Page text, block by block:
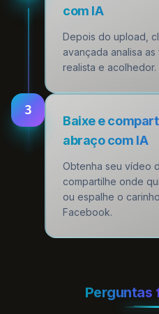
com IA
Depois do upload,
avançada analisa
realista e acolhedor.
3
Baixe e
abraço com IA
Obtenha seu vídeo
compartilhe onde
ou espalhe o
Facebook.
Perguntas